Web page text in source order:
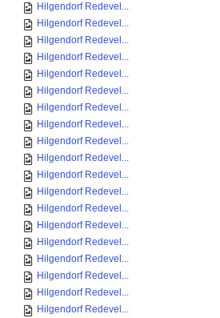
Hilgendorf Redevel...
Hilgendorf Redevel...
Hilgendorf Redevel...
Hilgendorf Redevel...
Hilgendorf Redevel...
Hilgendorf Redevel...
Hilgendorf Redevel...
Hilgendorf Redevel...
Hilgendorf Redevel...
Hilgendorf Redevel...
Hilgendorf Redevel...
Hilgendorf Redevel...
Hilgendorf Redevel...
Hilgendorf Redevel...
Hilgendorf Redevel...
Hilgendorf Redevel...
Hilgendorf Redevel...
Hilgendorf Redevel...
Hilgendorf Redevel...